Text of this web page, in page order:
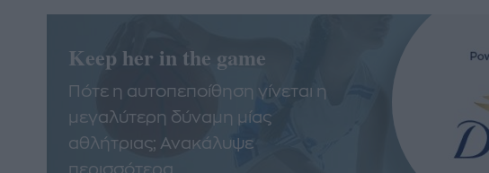
Keep her in the game
Πότε η αυτοπεποίθηση γίνεται η
μεγαλύτερη δύναμη μίας
αθλήτριας; Ανακάλυψε
περισσότερα